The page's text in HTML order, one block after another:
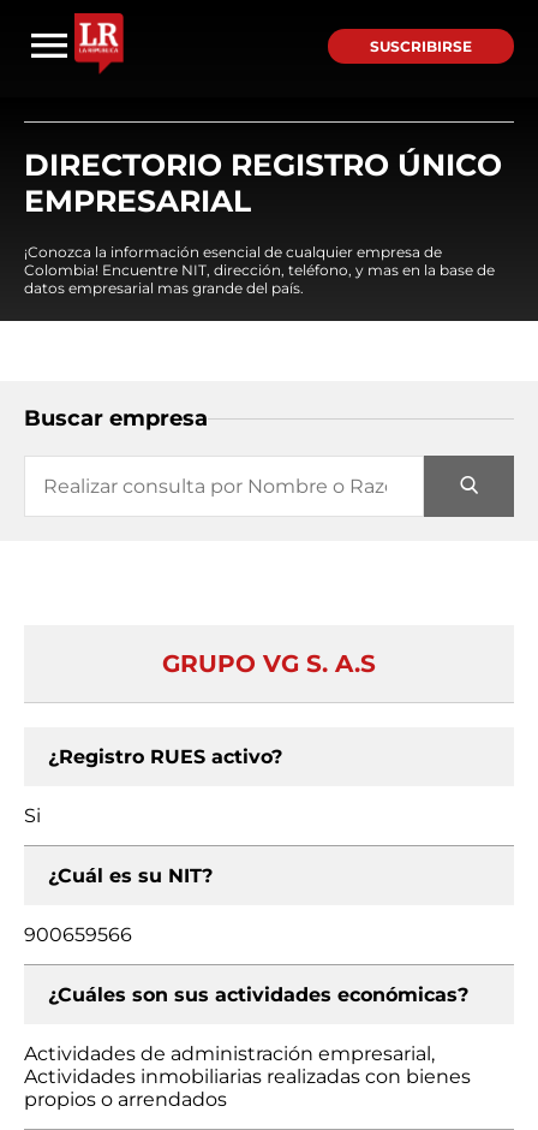
SUSCRIBIRSE
DIRECTORIO REGISTRO ÚNICO
EMPRESARIAL
¡Conozca la información esencial de cualquier empresa de
Colombia! Encuentre NIT, dirección, teléfono, y mas en la base de
datos empresarial mas grande del país.
Buscar empresa
GRUPO VG S. A.S
¿Registro RUES activo?
Si
¿Cuál es su NIT?
900659566
¿Cuáles son sus actividades económicas?
Actividades de administración empresarial,
Actividades inmobiliarias realizadas con bienes
propios o arrendados